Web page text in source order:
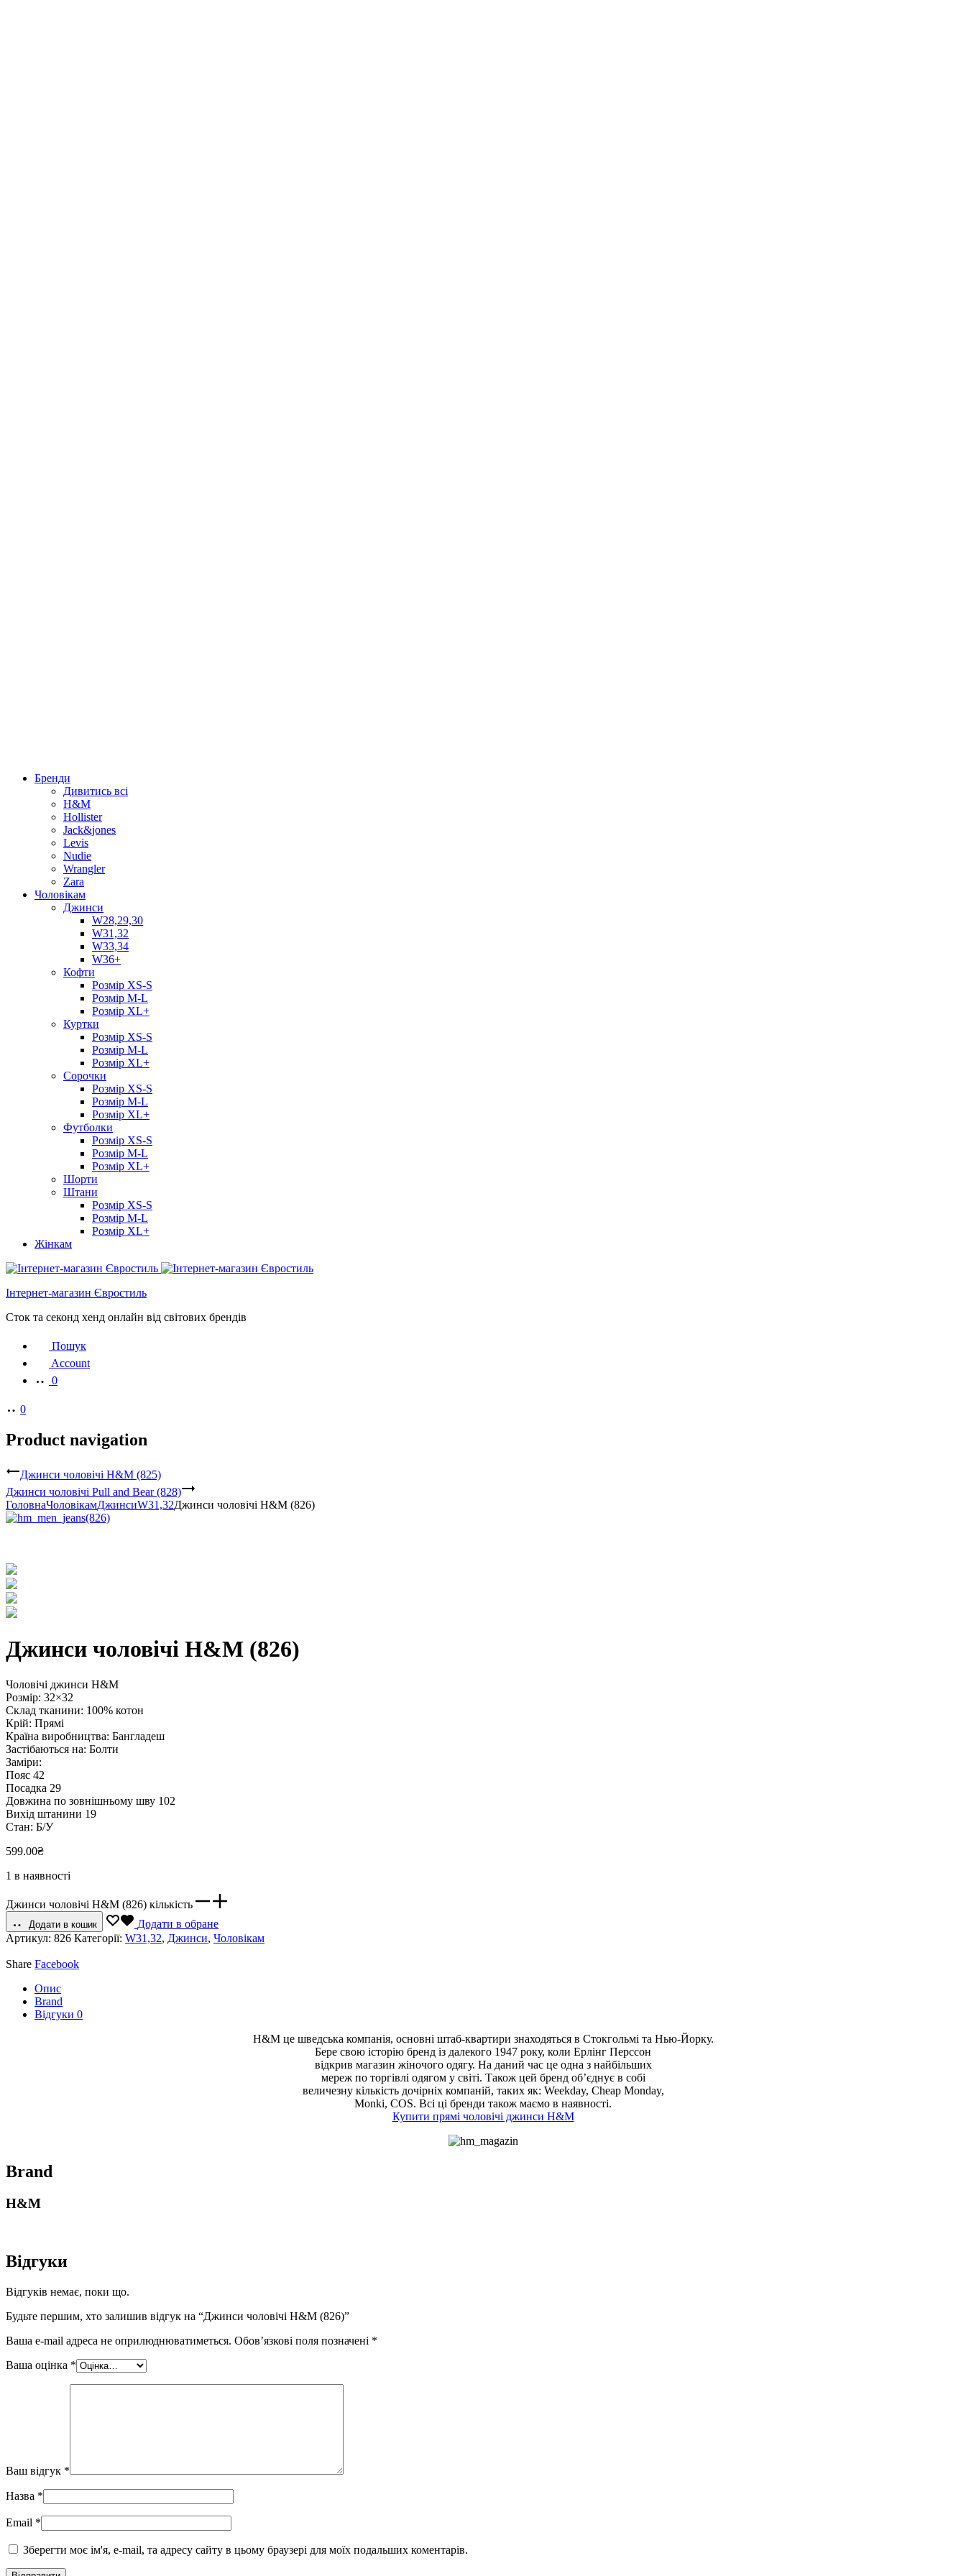
Бренди
Дивитись всі
H&M
Hollister
Jack&jones
Levis
Nudie
Wrangler
Zara
Чоловікам
Джинси
W28,29,30
W31,32
W33,34
W36+
Кофти
Розмір XS-S
Розмір M-L
Розмір XL+
Куртки
Розмір XS-S
Розмір M-L
Розмір XL+
Сорочки
Розмір XS-S
Розмір M-L
Розмір XL+
Футболки
Розмір XS-S
Розмір M-L
Розмір XL+
Шорти
Штани
Розмір XS-S
Розмір M-L
Розмір XL+
Жінкам
Інтернет-магазин Євростиль
Сток та секонд хенд онлайн від світових брендів
Пошук
Account
0
0
Product navigation
Джинси чоловічі H&M (825)
Джинси чоловічі Pull and Bear (828)
ГоловнаЧоловікамДжинсиW31,32Джинси чоловічі H&M (826)
Джинси чоловічі H&M (826)
Чоловічі джинси H&M
Розмір: 32×32
Склад тканини: 100% котон
Крій: Прямі
Країна виробництва: Бангладеш
Застібаються на: Болти
Заміри:
Пояс 42
Посадка 29
Довжина по зовнішньому шву 102
Вихід штанини 19
Стан: Б/У
599.00₴
1 в наявності
Джинси чоловічі H&M (826) кількість
Додати в кошик
Додати в обране
Артикул: 826 Категорії: W31,32, Джинси, Чоловікам
Share Facebook
Опис
Brand
Відгуки 0
H&M це шведська компанія, основні штаб-квартири знаходяться в Стокгольмі та Нью-Йорку.
Бере свою історію бренд із далекого 1947 року, коли Ерлінг Перссон
відкрив магазин жіночого одягу. На даний час це одна з найбільших
мереж по торгівлі одягом у світі. Також цей бренд об’єднує в собі
величезну кількість дочірніх компаній, таких як: Weekday, Cheap Monday,
Monki, COS. Всі ці бренди також маємо в наявності.
Купити прямі чоловічі джинси H&M
Brand
H&M
Відгуки
Відгуків немає, поки що.
Будьте першим, хто залишив відгук на “Джинси чоловічі H&M (826)”
Ваша e-mail адреса не оприлюднюватиметься. Обов’язкові поля позначені *
Ваша оцінка *
Ваш відгук *
Назва *
Email *
Зберегти моє ім'я, e-mail, та адресу сайту в цьому браузері для моїх подальших коментарів.